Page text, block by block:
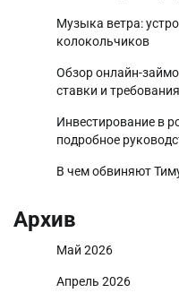
Музыка ветра:
колокольчиков
Обзор онлайн-
ставки и
Инвестирование в
подробное
В чем обвиняют
Архив
Май 2026
Апрель 2026